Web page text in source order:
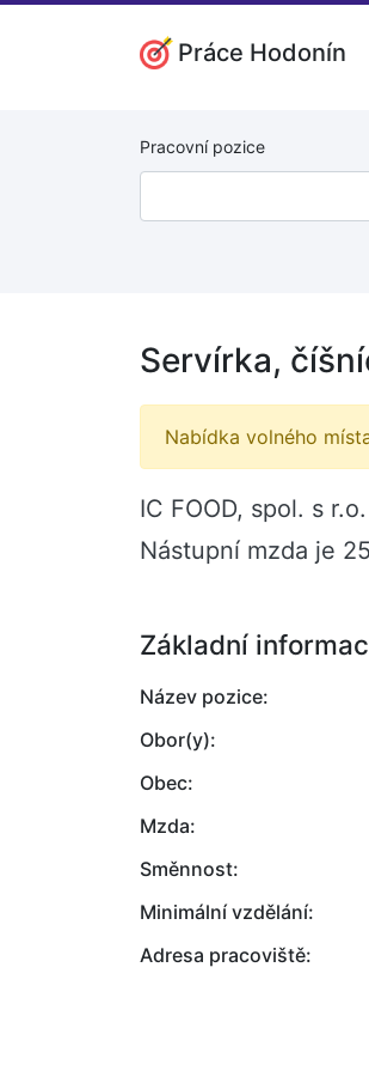
Práce Hodonín
Pracovní pozice
Servírka,
Nabídka volného
IC FOOD, spol. s
Nástupní mzda je
Základní
Název pozice:
Obor(y):
Obec:
Mzda:
Směnnost:
Minimální vzdělání:
Adresa pracoviště: